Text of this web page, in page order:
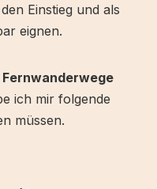
Einstieg und als
eignen.
Fernwanderwege
ich mir folgende
müssen.